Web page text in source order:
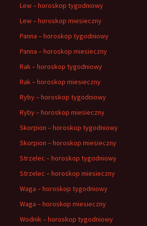
Lew – horoskop tygodniowy
Lew – horoskop miesieczny
Panna – horoskop tygodniowy
Panna – horoskop miesieczny
Rak – horoskop tygodniowy
Rak – horoskop miesieczny
Ryby – horoskop tygodniowy
Ryby – horoskop miesieczny
Skorpion – horoskop tygodniowy
Skorpion – horoskop miesieczny
Strzelec – horoskop tygodniowy
Strzelec – horoskop miesieczny
Waga – horoskop tygodniowy
Waga – horoskop miesieczny
Wodnik – horoskop tygodniowy